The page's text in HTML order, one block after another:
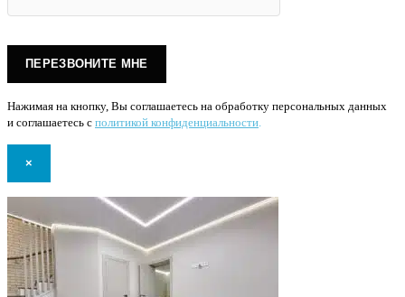
Нажимая на кнопку, Вы соглашаетесь на обработку персональных данных
и соглашаетесь с политикой конфиденциальности
×